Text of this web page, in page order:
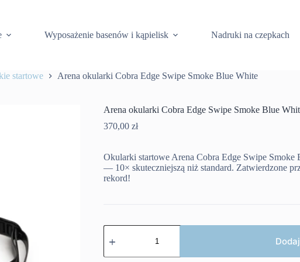
Wyposażenie basenów i kąpielisk Nadruki na czepkach
startowe Arena okularki Cobra Edge Swipe Smoke Blue White
Arena okularki Cobra Edge Swipe Smoke Blue
370,00 zł
Okularki startowe Arena Cobra Edge Swipe
— 10× skuteczniejszą niż standard. Zatwierdzone
rekord!
ilość
Arena
Cobra